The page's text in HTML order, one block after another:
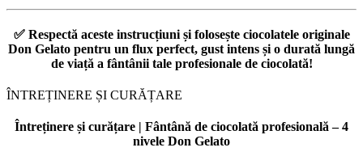
✅ Respectă aceste instrucțiuni și folosește ciocolatele originale
Don Gelato pentru un flux perfect, gust intens și o durată lungă
de viață a fântânii tale profesionale de ciocolată!
ÎNTREȚINERE ȘI CURĂȚARE
Întreținere și curățare | Fântână de ciocolată profesională – 4
nivele Don Gelato